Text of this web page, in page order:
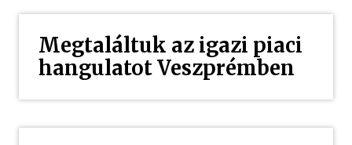
Megtaláltuk az igazi piaci
hangulatot Veszprémben